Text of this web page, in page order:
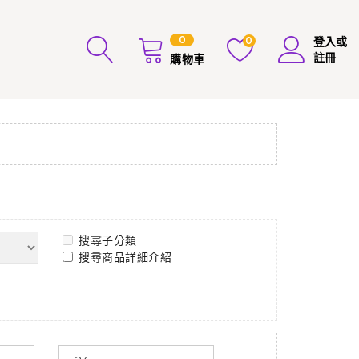
0
購物車
0
登入或
註冊
搜尋子分類
搜尋商品詳細介紹